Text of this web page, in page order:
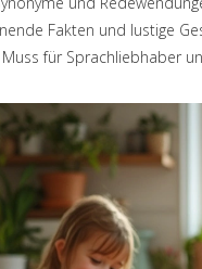
Fakten und lustige
für Sprachliebhaber